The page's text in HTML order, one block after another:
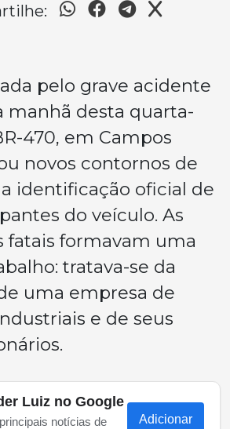
pelo grave acidente
manhã desta quarta-
470, em Campos
novos contornos de
identificação oficial de
do veículo. As
fatais formavam uma
tratava-se da
uma empresa de
e de seus
Luiz no Google
notícias de
Adicionar